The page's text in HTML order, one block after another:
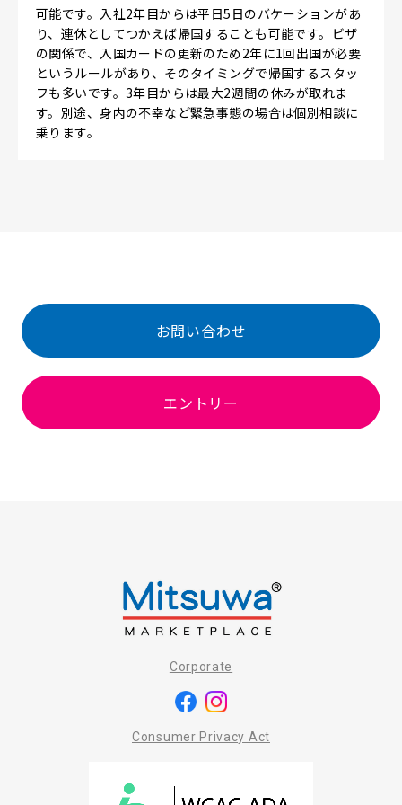
可能です。入社2年目からは平日5日のバケーションがあ
り、連休としてつかえば帰国することも可能です。ビザ
の関係で、入国カードの更新のため2年に1回出国が必要
というルールがあり、そのタイミングで帰国するスタッ
フも多いです。3年目からは最大2週間の休みが取れま
す。別途、身内の不幸など緊急事態の場合は個別相談に
乗ります。
お問い合わせ
エントリー
Corporate
Consumer Privacy Act